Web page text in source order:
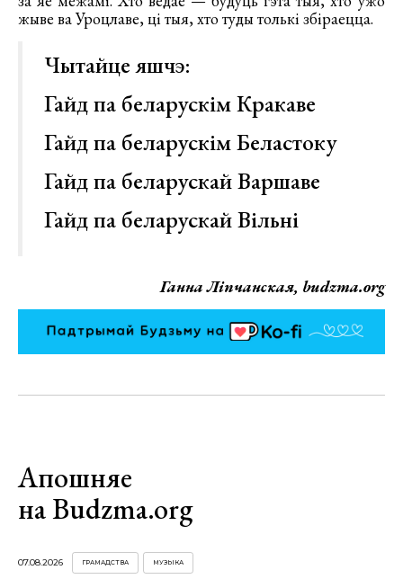
жыве ва Уроцлаве, ці тыя, хто туды толькі збіраецца.
Чытайце яшчэ:
Гайд па беларускім Кракаве
Гайд па беларускім Беластоку
Гайд па беларускай Варшаве
Гайд па беларускай Вільні
Ганна Ліпчанская, budzma.org
Апошняе
на Budzma.org
07.08.2026 ГРАМАДСТВА МУЗЫКА